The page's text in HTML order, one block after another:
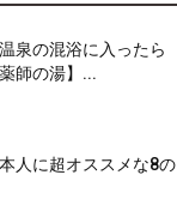
泉の混浴に入ったら
師の湯】...
人に超オススメな8の